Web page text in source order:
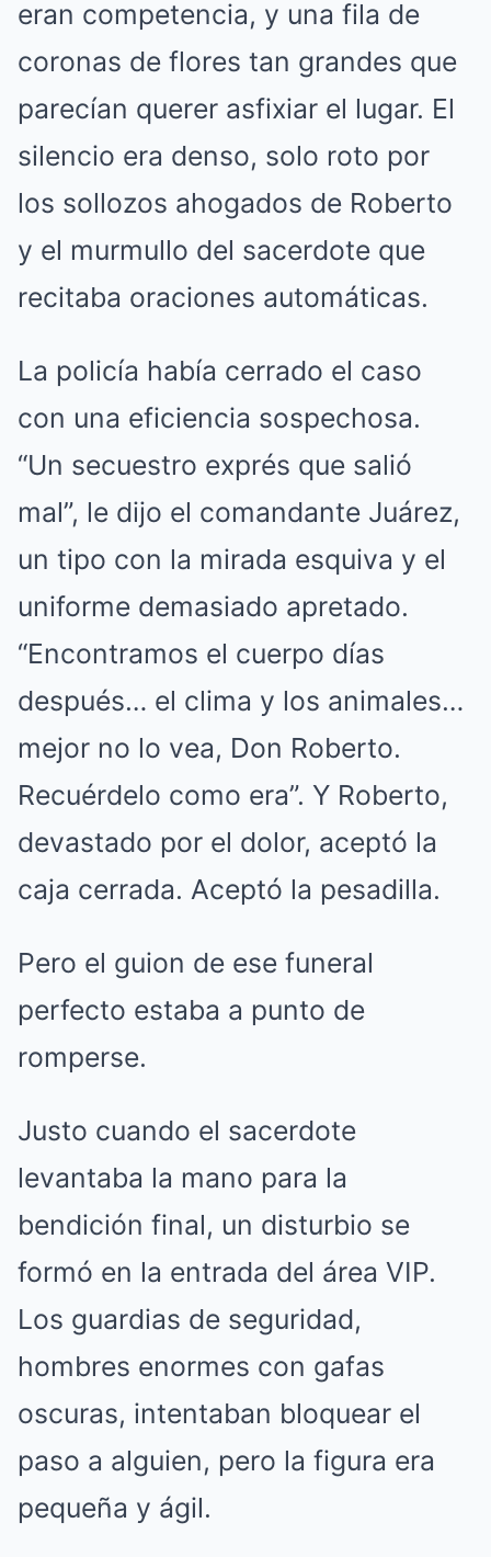
eran competencia, y una fila de
coronas de flores tan grandes que
parecían querer asfixiar el lugar. El
silencio era denso, solo roto por
los sollozos ahogados de Roberto
y el murmullo del sacerdote que
recitaba oraciones automáticas.
La policía había cerrado el caso
con una eficiencia sospechosa.
“Un secuestro exprés que salió
mal”, le dijo el comandante Juárez,
un tipo con la mirada esquiva y el
uniforme demasiado apretado.
“Encontramos el cuerpo días
después… el clima y los animales…
mejor no lo vea, Don Roberto.
Recuérdelo como era”. Y Roberto,
devastado por el dolor, aceptó la
caja cerrada. Aceptó la pesadilla.
Pero el guion de ese funeral
perfecto estaba a punto de
romperse.
Justo cuando el sacerdote
levantaba la mano para la
bendición final, un disturbio se
formó en la entrada del área VIP.
Los guardias de seguridad,
hombres enormes con gafas
oscuras, intentaban bloquear el
paso a alguien, pero la figura era
pequeña y ágil.